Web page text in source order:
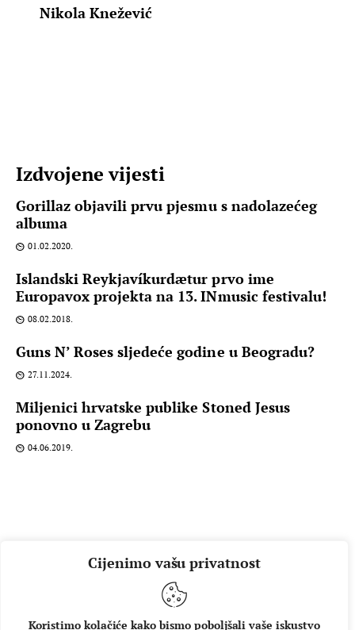
Cijenimo vašu privatnost
Koristimo kolačiće kako bismo poboljšali vaše iskustvo
Nikola Knežević
Izdvojene vijesti
Gorillaz objavili prvu pjesmu s nadolazećeg
albuma
01.02.2020.
Islandski Reykjavíkurdætur prvo ime
Europavox projekta na 13. INmusic festivalu!
08.02.2018.
Guns N’ Roses sljedeće godine u Beogradu?
27.11.2024.
Miljenici hrvatske publike Stoned Jesus
ponovno u Zagrebu
04.06.2019.